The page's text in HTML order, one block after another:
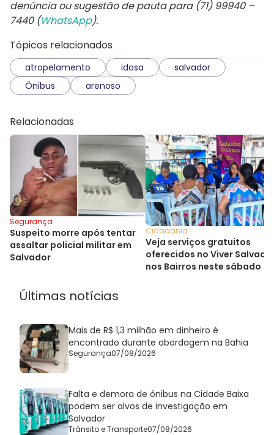
denúncia ou sugestão de pauta para (71) 99940 –
7440 (WhatsApp).
Tópicos relacionados
atropelamento idosa
salvador
Ônibus
arenoso
Relacionadas
Segurança
Suspeito morre após tentar
assaltar policial militar em
Salvador
Cidadania
Veja serviços gratuitos
oferecidos no Viver
nos Bairros neste sábado
Últimas notícias
Mais de R$ 1,3 milhão em dinheiro é
encontrado durante abordagem na Bahia
Segurança07/08/2026
Falta e demora de ônibus na Cidade Baixa
podem ser alvos de investigação em
Salvador
Trânsito e Transporte07/08/2026